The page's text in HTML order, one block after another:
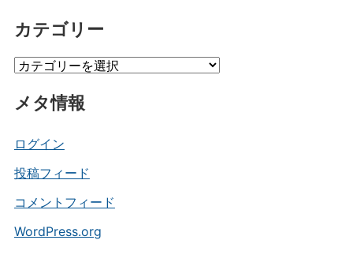
カ
ブ
カテゴリー
カ
ゴ
ー
メタ情報
ログイン
投稿フィード
コメントフィード
WordPress.org